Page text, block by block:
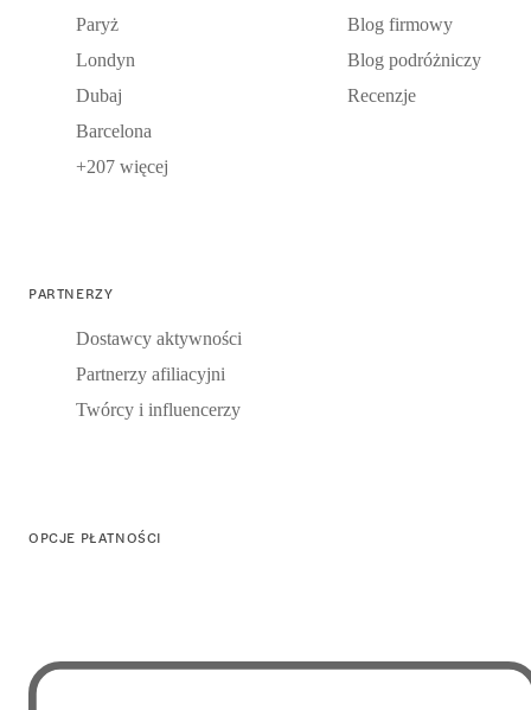
Paryż
Londyn
Dubaj
Barcelona
+207 więcej
Blog firmowy
Blog podróżniczy
Recenzje
PARTNERZY
Dostawcy aktywności
Partnerzy afiliacyjni
Twórcy i influencerzy
OPCJE PŁATNOŚCI